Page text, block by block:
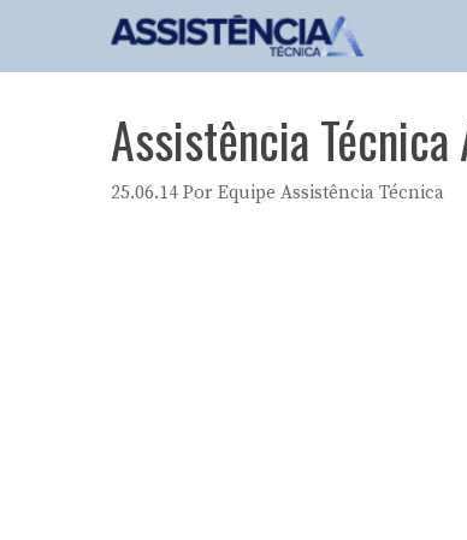
Assistência
25.06.14 Por Equipe Assistência Técnica